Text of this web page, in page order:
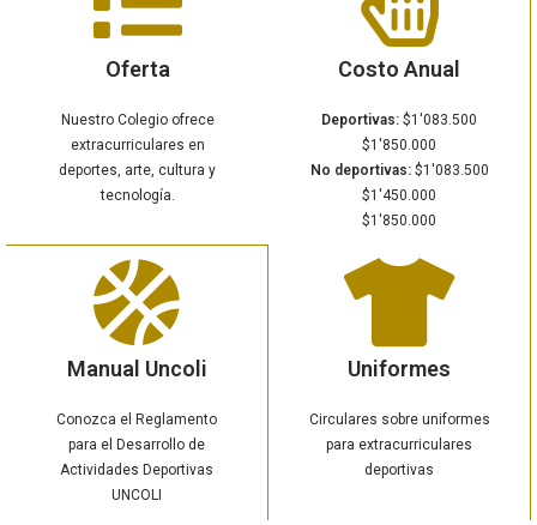
Oferta
Nuestro Colegio ofrece
extracurriculares en
deportes, arte, cultura y
tecnología.
Costo Anual
Deportivas: $1'083.500
$1'850.000
No deportivas:$1'083.500
$1'450.000
$1'850.000
Manual Uncoli
Conozca el Reglamento
para el Desarrollo de
Actividades Deportivas
UNCOLI
Uniformes
Circulares sobre uniformes
para extracurriculares
deportivas